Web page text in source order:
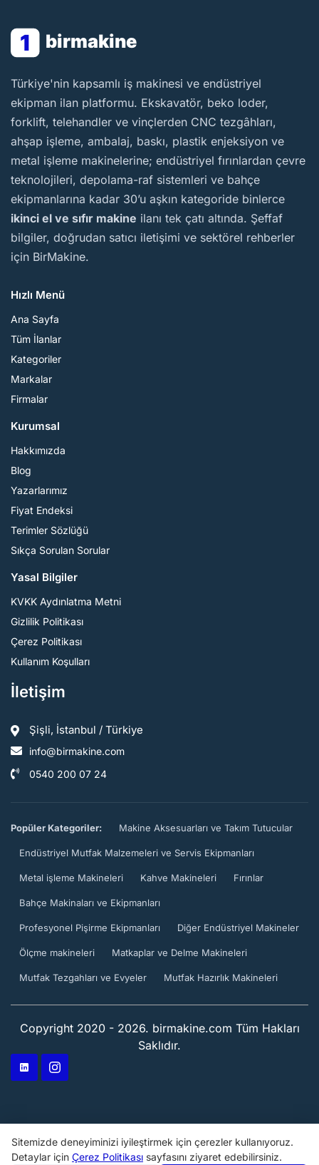
1 birmakine
BirMakine
Türkiye'nin kapsamlı iş makinesi ve endüstriyel
ekipman ilan platformu. Ekskavatör, beko loder,
forklift, telehandler ve vinçlerden CNC tezgâhları,
ahşap işleme, ambalaj, baskı, plastik enjeksiyon ve
metal işleme makinelerine; endüstriyel fırınlardan çevre
teknolojileri, depolama-raf sistemleri ve bahçe
ekipmanlarına kadar 30’u aşkın kategoride binlerce
ikinci el ve sıfır makine ilanı tek çatı altında. Şeffaf
bilgiler, doğrudan satıcı iletişimi ve sektörel rehberler
için BirMakine.
Hızlı Menü
Ana Sayfa
Tüm İlanlar
Kategoriler
Markalar
Firmalar
Kurumsal
Hakkımızda
Blog
Yazarlarımız
Fiyat Endeksi
Terimler Sözlüğü
Sıkça Sorulan Sorular
Yasal Bilgiler
KVKK Aydınlatma Metni
Gizlilik Politikası
Çerez Politikası
Kullanım Koşulları
İletişim
Şişli, İstanbul / Türkiye
info@birmakine.com
0540 200 07 24
Popüler Kategoriler: Makine Aksesuarları ve Takım Tutucular
Endüstriyel Mutfak Malzemeleri ve Servis Ekipmanları
Metal işleme Makineleri Kahve Makineleri Fırınlar
Bahçe Makinaları ve Ekipmanları
Profesyonel Pişirme Ekipmanları Diğer Endüstriyel Makineler
Ölçme makineleri Matkaplar ve Delme Makineleri
Mutfak Tezgahları ve Evyeler Mutfak Hazırlık Makineleri
Copyright 2020 - 2026. birmakine.com Tüm Hakları
Saklıdır.
Sitemizde deneyiminizi iyileştirmek için çerezler kullanıyoruz.
Detaylar için Çerez Politikası sayfasını ziyaret edebilirsiniz.